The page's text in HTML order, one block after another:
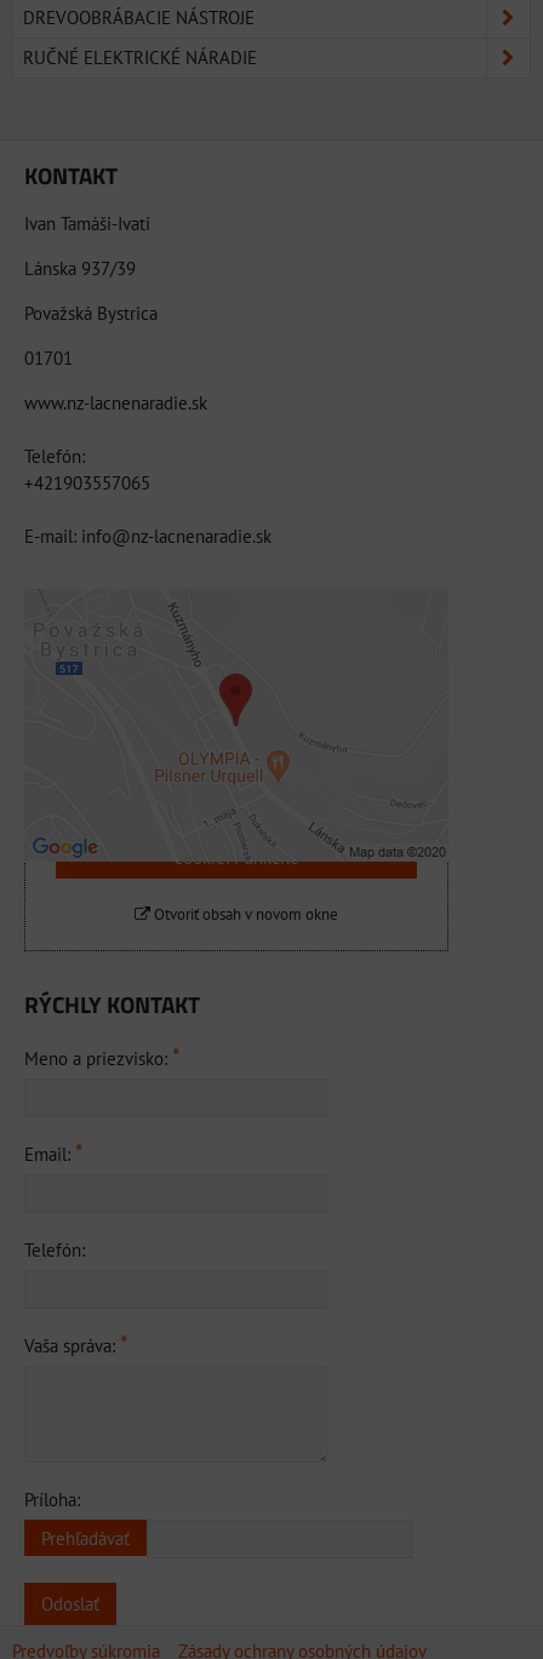
DREVOOBRÁBACIE NÁSTROJE
RUČNÉ ELEKTRICKÉ NÁRADIE
KONTAKT
Ivan Tamáši-Ivati
Lánska 937/39
Považská Bystrica
01701
www.nz-lacnenaradie.sk
Telefón:
+421903557065
E-mail: info@nz-lacnenaradie.sk
Externý obsah je blokovaný Voľbami
súkromia
Prajete si načítať externý obsah?
Povoliť tentokrát
Povoliť a zapamätať - súhlas s druhom
cookie: Funkčné
Otvoriť obsah v novom okne
RÝCHLY KONTAKT
Meno a priezvisko: *
Email: *
Telefón:
Vaša správa: *
Príloha:
Odoslať
Predvoľby súkromia Zásady ochrany osobných údajov